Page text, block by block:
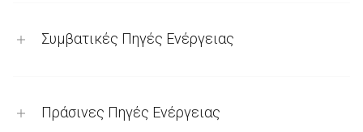
Συμβατικές Πηγές Ενέργειας
Πράσινες Πηγές Ενέργειας